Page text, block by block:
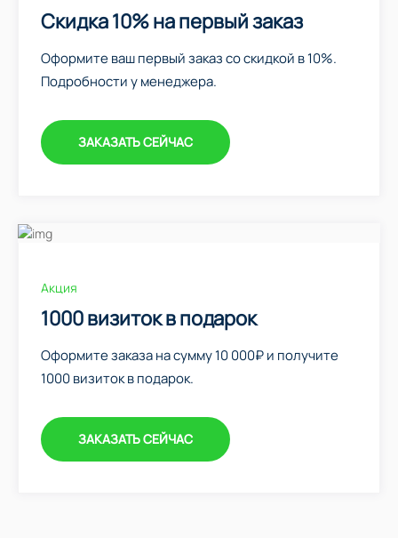
Скидка 10% на первый заказ
Оформите ваш первый заказ со скидкой в 10%.
Подробности у менеджера.
ЗАКАЗАТЬ СЕЙЧАС
Акция
1000 визиток в подарок
Оформите заказа на сумму 10 000₽ и получите
1000 визиток в подарок.
ЗАКАЗАТЬ СЕЙЧАС